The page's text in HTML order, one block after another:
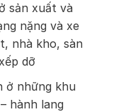
sản xuất và
nặng và xe
nhà kho, sàn
dỡ
ở những khu
hành lang